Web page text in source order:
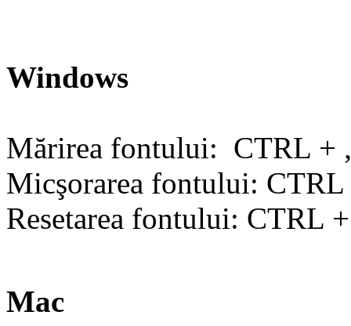
Windows
Mărirea fontului: CTRL +
Micşorarea fontului: CTRL
Resetarea fontului: CTRL
Mac